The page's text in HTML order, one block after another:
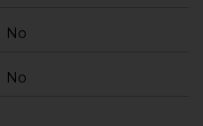
No
No